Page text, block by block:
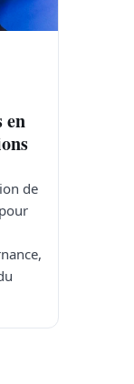
en
de